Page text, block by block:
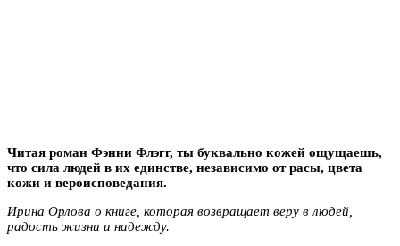
Читая роман Фэнни Флэгг, ты буквально кожей ощущаешь,
что сила людей в их единстве, независимо от расы, цвета
кожи и вероисповедания.
Ирина Орлова о книге, которая возвращает веру в людей,
радость жизни и надежду.